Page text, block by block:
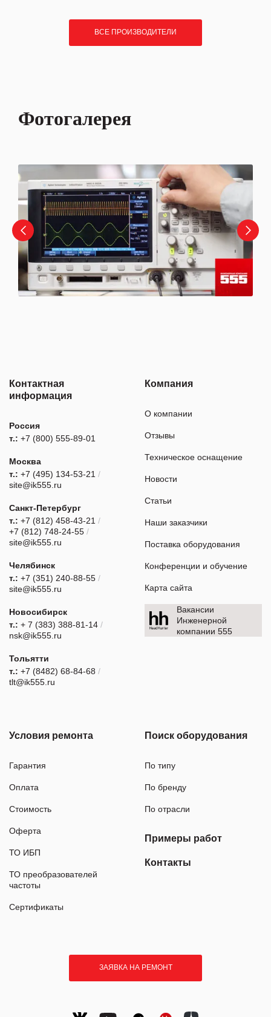
ВСЕ ПРОИЗВОДИТЕЛИ
Фотогалерея
Контактная
информация
Россия
т.: +7 (800) 555-89-01
Москва
т.: +7 (495) 134-53-21 /
site@ik555.ru
Санкт-Петербург
т.: +7 (812) 458-43-21 /
+7 (812) 748-24-55 /
site@ik555.ru
Челябинск
т.: +7 (351) 240-88-55 /
site@ik555.ru
Новосибирск
т.: + 7 (383) 388-81-14 /
nsk@ik555.ru
Тольятти
т.: +7 (8482) 68-84-68 /
tlt@ik555.ru
Компания
О компании
Отзывы
Техническое оснащение
Новости
Статьи
Наши заказчики
Поставка оборудования
Конференции и обучение
Карта сайта
Вакансии
Инженерной
компании 555
Условия ремонта
Гарантия
Оплата
Стоимость
Оферта
ТО ИБП
ТО преобразователей
частоты
Сертификаты
Поиск оборудования
По типу
По бренду
По отрасли
Примеры работ
Контакты
ЗАЯВКА НА РЕМОНТ